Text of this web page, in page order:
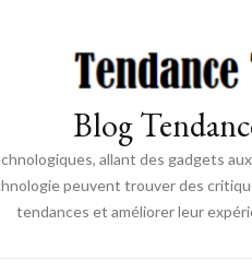
Blog
allant des gadgets
peuvent trouver des
tendances et améliorer leur